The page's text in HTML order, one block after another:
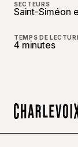
SECTEURS
Saint-Siméon
TEMPS DE
4 minutes